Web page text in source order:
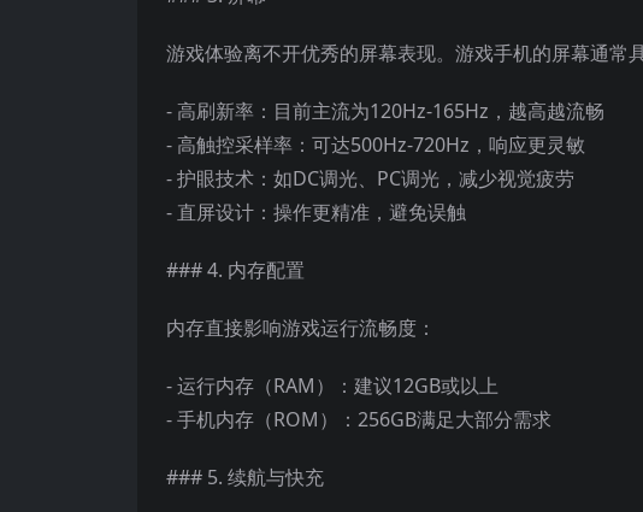
游戏体验离不开优秀的屏幕表现。游戏手机的屏幕通常
- 高刷新率：目前主流为120Hz-165Hz，越高越流畅
- 高触控采样率：可达500Hz-720Hz，响应更灵敏
- 护眼技术：如DC调光、PC调光，减少视觉疲劳
- 直屏设计：操作更精准，避免误触
### 4. 内存配置
内存直接影响游戏运行流畅度：
- 运行内存（RAM）：建议12GB或以上
- 手机内存（ROM）：256GB满足大部分需求
### 5. 续航与快充